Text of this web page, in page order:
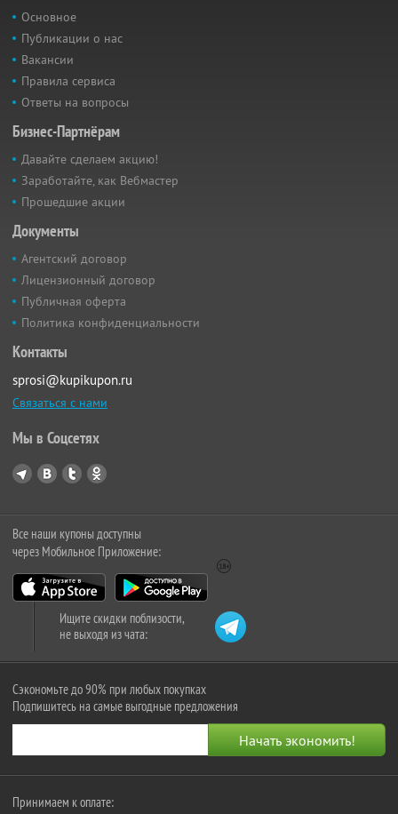
Основное
Публикации о нас
Вакансии
Правила сервиса
Ответы на вопросы
Бизнес-Партнёрам
Давайте сделаем акцию!
Заработайте, как Вебмастер
Прошедшие акции
Документы
Агентский договор
Лицензионный договор
Публичная оферта
Политика конфиденциальности
Контакты
sprosi@kupikupon.ru
Связаться с нами
Мы в Соцсетях
Все наши купоны доступны
через Мобильное Приложение:
Ищите скидки поблизости,
не выходя из чата:
Сэкономьте до 90% при любых покупках
Подпишитесь на самые выгодные предложения
Принимаем к оплате: